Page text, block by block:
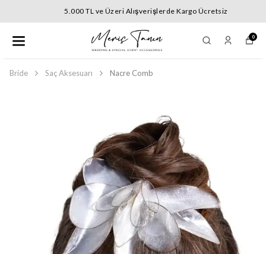
5.000 TL ve Üzeri Alışverişlerde Kargo Ücretsiz
0
Bride Saç Aksesuarı Nacre Comb